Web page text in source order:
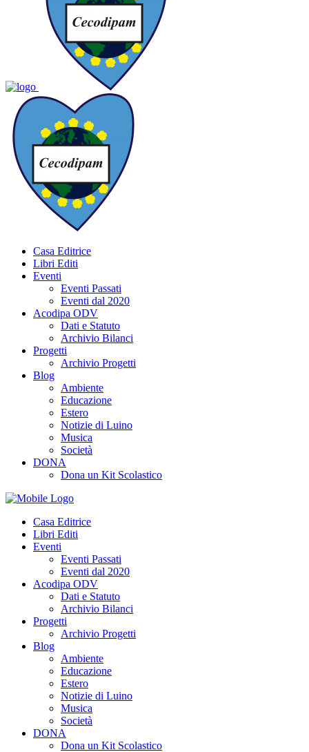
Casa Editrice
Libri Editi
Eventi
Eventi Passati
Eventi dal 2020
Acodipa ODV
Dati e Statuto
Archivio Bilanci
Progetti
Archivio Progetti
Blog
Ambiente
Educazione
Estero
Notizie di Luino
Musica
Società
DONA
Dona un Kit Scolastico
Casa Editrice
Libri Editi
Eventi
Eventi Passati
Eventi dal 2020
Acodipa ODV
Dati e Statuto
Archivio Bilanci
Progetti
Archivio Progetti
Blog
Ambiente
Educazione
Estero
Notizie di Luino
Musica
Società
DONA
Dona un Kit Scolastico